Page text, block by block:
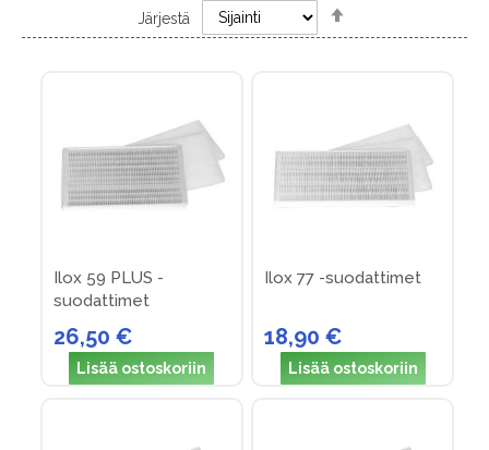
Järjestä
Ilox 59 PLUS -
suodattimet
26,50 €
Lisää ostoskoriin
Ilox 77 -suodattimet
18,90 €
Lisää ostoskoriin